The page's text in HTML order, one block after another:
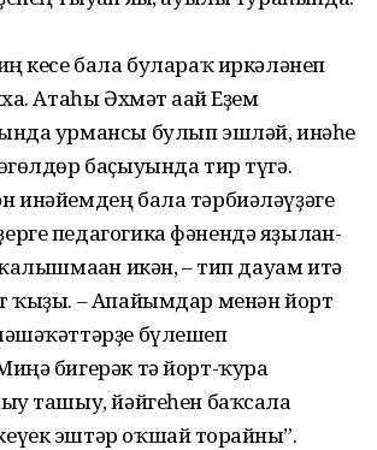
кесе бала булараҡ иркәләнеп
Атаһы Әхмәт ағай Еҙем
урмансы булып эшләй, инәһе
баҫыуында тир түгә.
инәйемдең бала тәрбиәләүҙәге
педагогика фәнендә яҙылған­
икән, – тип дауам итә
ҡыҙы. – Апайымдар менән йорт
бүле­шеп
бигерәк тә йорт-ҡура
ташыу, йәйгеһен баҡсала
эштәр оҡшай торғайны”.